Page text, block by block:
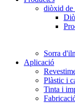
diòxid de
Sorra
Aplicació
Plàstic i
Tinta i